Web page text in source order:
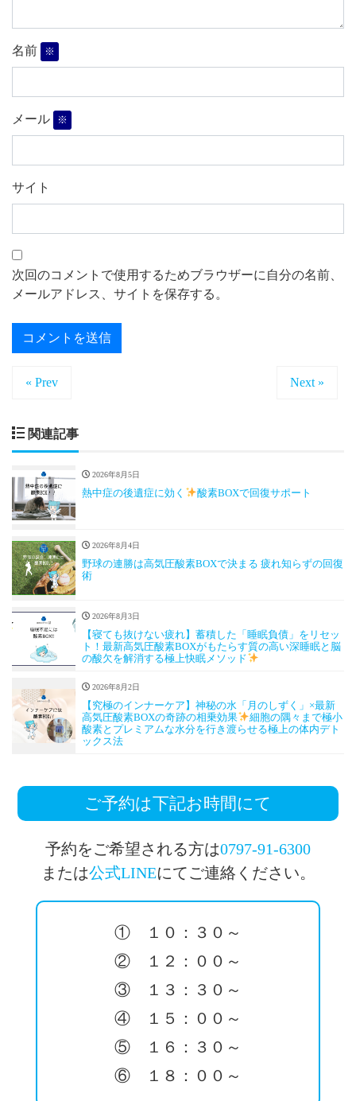
名前 ※
メール ※
サイト
次回のコメントで使用するためブラウザーに自分の名前、
メールアドレス、サイトを保存する。
« Prev Next »
関連記事
2026年8月5日
熱中症の後遺症に効く 酸素BOXで回復サポート
2026年8月4日
野球の連勝は高気圧酸素BOXで決まる 疲れ知らずの回復
術
2026年8月3日
【寝ても抜けない疲れ】蓄積した「睡眠負債」をリセッ
ト！最新高気圧酸素BOXがもたらす質の高い深睡眠と脳
の酸欠を解消する極上快眠メソッド
2026年8月2日
【究極のインナーケア】神秘の水「月のしずく」×最新
高気圧酸素BOXの奇跡の相乗効果
細胞の隅々まで極小
酸素とプレミアムな水分を行き渡らせる極上の体内デト
ックス法
ご予約は下記お時間にて
予約をご希望される方は0797-91-6300
または公式LINEにてご連絡ください。
① １０：３０～
② １２：００～
③ １３：３０～
④ １５：００～
⑤ １６：３０～
⑥ １８：００～